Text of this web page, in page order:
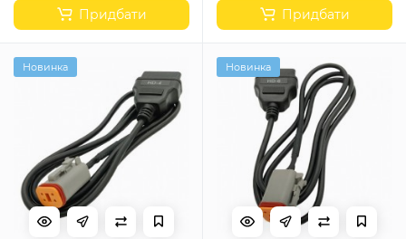
Придбати Придбати
Новинка Новинка